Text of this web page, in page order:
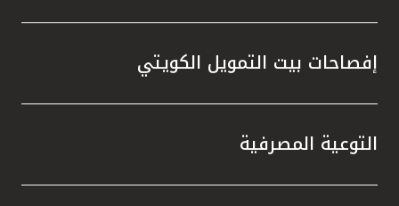
إفصاحات بيت التمويل الكويتي
التوعية المصرفية